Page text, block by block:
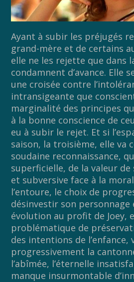
Ayant à subir les préjugés
grand-mère et de certains
elle ne les rejette que dans
condamnent d’avance. Elle
une croisée contre
intransigeante que
marginalité des principes
à la bonne conscience de
eu à subir le rejet. Et si
saison, la troisième, elle va
soudaine reconnaissance,
superficielle, de la valeur
et subversive face à la
l’entoure, le choix de
désinvestir son
évolution au profit de Joey,
problématique de
des intentions de l’enfance,
progressivement la
l’abîmée, l’éternelle
manque insurmontable